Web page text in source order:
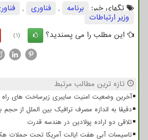
تگهای خبر:
برنامه , فناوری ,
وزیر ارتباطات
این مطلب را می پسندید؟
(1)
تازه ترین مطالب مرتبط
آخرین وضعیت امنیت سایبری زیرساخت های
دقیقا به اندازه مصرف ترافیک بین الملل از
تلاقی دو اراده پولادین در هندسه قدرت
تاسیسات آبی هفت ایالت آمریکا تحت حملات